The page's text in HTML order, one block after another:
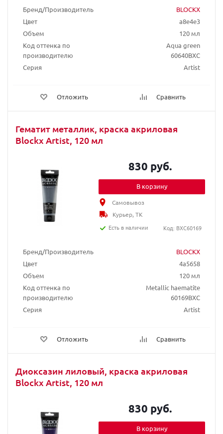
Бренд/Производитель
BLOCKX
Цвет
a8e4e3
Объем
120 мл
Код оттенка по
производителю
Aqua green
60640BXC
Серия
Artist
Отложить Сравнить
Гематит металлик, краска акриловая
Blockx Artist, 120 мл
Бренд/Производитель
BLOCKX
Цвет
4a5658
Объем
120 мл
Код оттенка по
производителю
Metallic haematite
60169BXC
Серия
Artist
Отложить Сравнить
830 руб.
В корзину
Самовывоз
Курьер, ТК
Есть в наличии
Код: BXC60169
Диоксазин лиловый, краска акриловая
Blockx Artist, 120 мл
830 руб.
В корзину